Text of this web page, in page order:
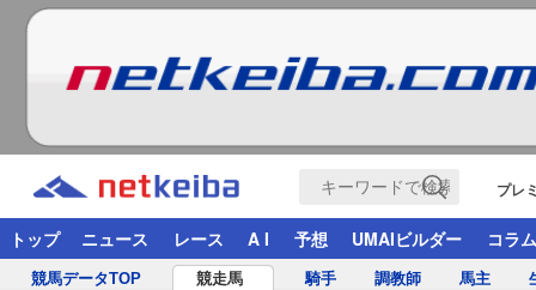
プレ
トップ ニュース レース A I 予想 UMAIビルダー コラム
競馬データTOP 競走馬 騎手 調教師 馬主